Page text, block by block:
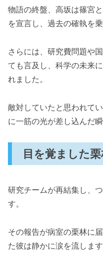
物語の終盤、高坂は篠宮
を宣言し、過去の確執を
さらには、研究費問題や
ても言及し、科学の未来
れました。
敵対していたと思われて
に一筋の光が差し込んだ瞬
目を覚ました
研究チームが再結集し、
す。
その報告が病室の栗林に
た彼は静かに涙を流します